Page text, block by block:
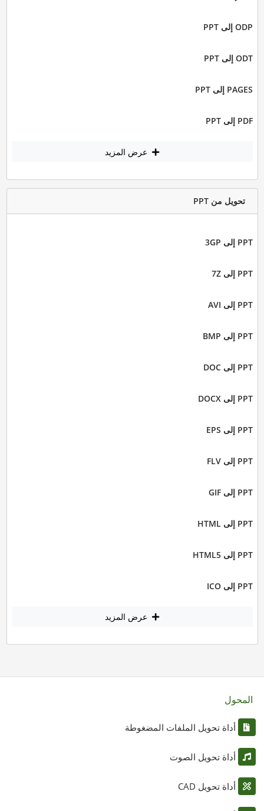
ODP إلى PPT
ODT إلى PPT
PAGES إلى PPT
PDF إلى PPT
عرض المزيد
تحويل من PPT
PPT إلى 3GP
PPT إلى 7Z
PPT إلى AVI
PPT إلى BMP
PPT إلى DOC
PPT إلى DOCX
PPT إلى EPS
PPT إلى FLV
PPT إلى GIF
PPT إلى HTML
PPT إلى HTML5
PPT إلى ICO
عرض المزيد
المحول
أداة تحويل الملفات المضغوطة
أداة تحويل الصوت
أداة تحويل CAD